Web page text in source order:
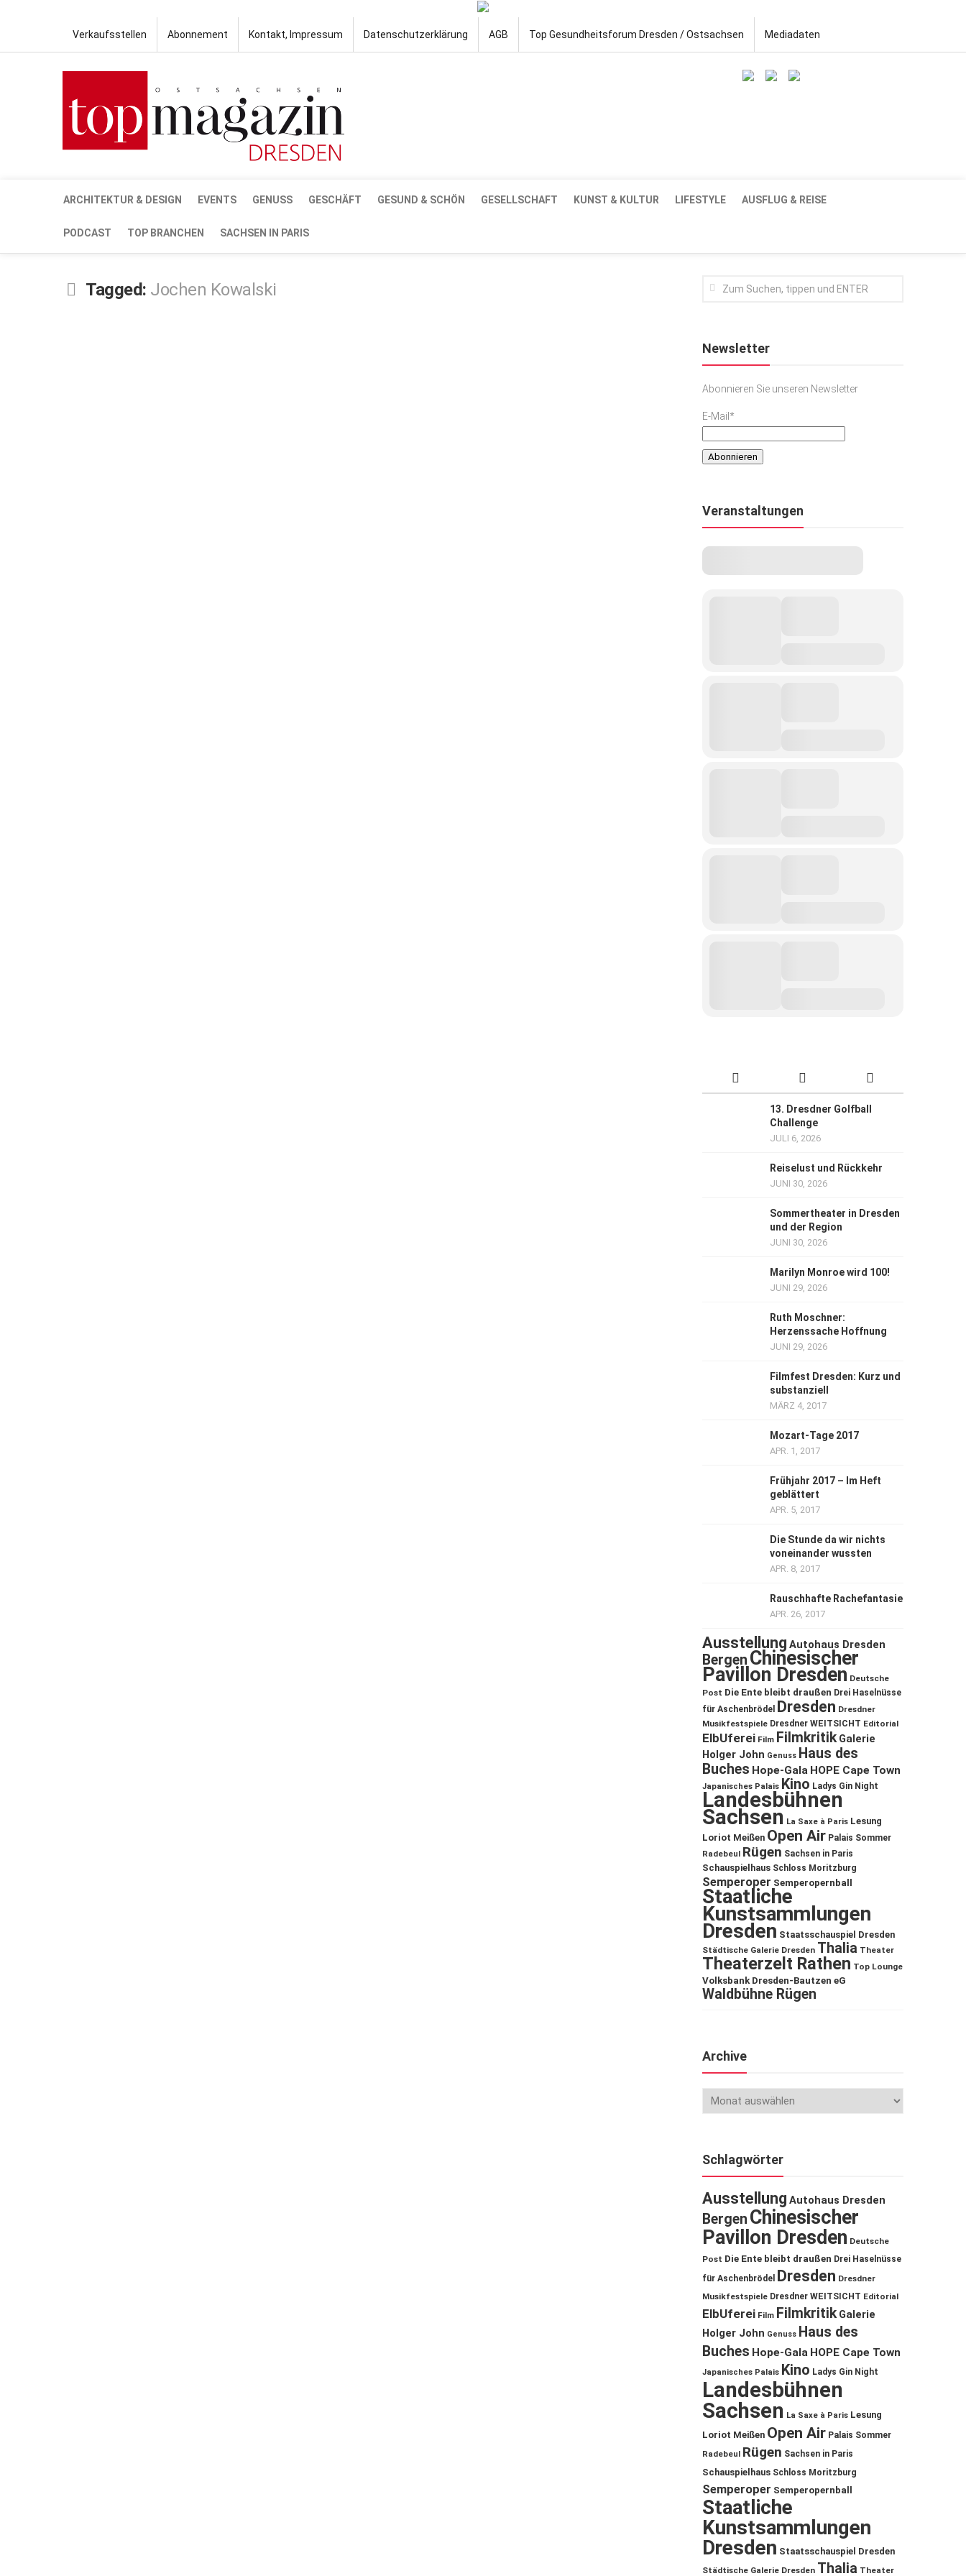
Verkaufsstellen Abonnement Kontakt, Impressum Datenschutzerklärung AGB Top Gesundheitsforum Dresden / Ostsachsen Mediadaten
ARCHITEKTUR & DESIGN EVENTS GENUSS GESCHÄFT GESUND & SCHÖN GESELLSCHAFT KUNST & KULTUR LIFESTYLE AUSFLUG & REISE
PODCAST TOP BRANCHEN SACHSEN IN PARIS
Tagged: Jochen Kowalski
Newsletter
Abonnieren Sie unseren Newsletter
E-Mail*
Veranstaltungen
13. Dresdner Golfball
Challenge
JULI 6, 2026
Reiselust und Rückkehr
JUNI 30, 2026
Sommertheater in Dresden
und der Region
JUNI 30, 2026
Marilyn Monroe wird 100!
JUNI 29, 2026
Ruth Moschner:
Herzenssache Hoffnung
JUNI 29, 2026
Filmfest Dresden: Kurz und
substanziell
MÄRZ 4, 2017
Mozart-Tage 2017
APR. 1, 2017
Frühjahr 2017 – Im Heft
geblättert
APR. 5, 2017
Die Stunde da wir nichts
voneinander wussten
APR. 8, 2017
Rauschhafte Rachefantasie
APR. 26, 2017
Ausstellung Autohaus Dresden
Bergen Chinesischer
Pavillon Dresden Deutsche
Post Die Ente bleibt draußen Drei Haselnüsse
für Aschenbrödel
Dresden Dresdner
Musikfestspiele Dresdner WEITSICHT Editorial
ElbUferei Film Filmkritik Galerie
Holger John Genuss Haus des
Buches Hope-Gala HOPE Cape Town
Japanisches Palais Kino Ladys Gin Night
Landesbühnen
Sachsen La Saxe à Paris Lesung
Loriot Meißen Open Air Palais Sommer
Radebeul Rügen Sachsen in Paris
Schauspielhaus Schloss Moritzburg
Semperoper Semperopernball
Staatliche
Kunstsammlungen
Dresden Staatsschauspiel Dresden
Städtische Galerie Dresden Thalia Theater
Theaterzelt Rathen Top Lounge
Volksbank Dresden-Bautzen eG
Waldbühne Rügen
Archive
Schlagwörter
Ausstellung Autohaus Dresden
Bergen Chinesischer
Pavillon Dresden Deutsche
Post Die Ente bleibt draußen Drei Haselnüsse
für Aschenbrödel
Dresden Dresdner
Musikfestspiele Dresdner WEITSICHT Editorial
ElbUferei Film Filmkritik Galerie
Holger John Genuss Haus des
Buches Hope-Gala HOPE Cape Town
Japanisches Palais Kino Ladys Gin Night
Landesbühnen
Sachsen La Saxe à Paris Lesung
Loriot Meißen Open Air Palais Sommer
Radebeul Rügen Sachsen in Paris
Schauspielhaus Schloss Moritzburg
Semperoper Semperopernball
Staatliche
Kunstsammlungen
Dresden Staatsschauspiel Dresden
Städtische Galerie Dresden Thalia Theater